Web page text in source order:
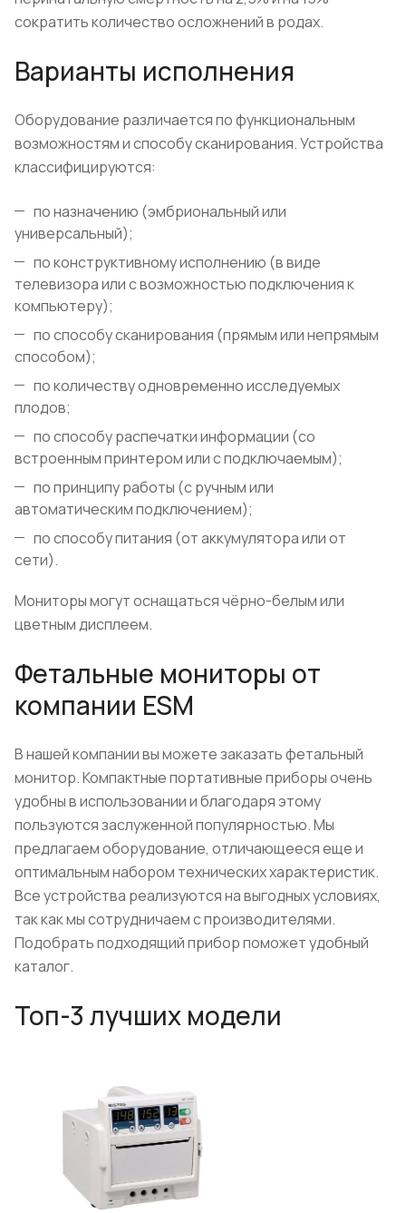
сократить количество осложнений в родах.
Варианты исполнения
Оборудование различается по функциональным
возможностям и способу сканирования. Устройства
классифицируются:
по назначению (эмбриональный или
универсальный);
по конструктивному исполнению (в виде
телевизора или с возможностью подключения к
компьютеру);
по способу сканирования (прямым или непрямым
способом);
по количеству одновременно исследуемых
плодов;
по способу распечатки информации (со
встроенным принтером или с подключаемым);
по принципу работы (с ручным или
автоматическим подключением);
по способу питания (от аккумулятора или от
сети).
Мониторы могут оснащаться чёрно-белым или
цветным дисплеем.
Фетальные мониторы от
компании ESM
В нашей компании вы можете заказать фетальный
монитор. Компактные портативные приборы очень
удобны в использовании и благодаря этому
пользуются заслуженной популярностью. Мы
предлагаем оборудование, отличающееся еще и
оптимальным набором технических характеристик.
Все устройства реализуются на выгодных условиях,
так как мы сотрудничаем с производителями.
Подобрать подходящий прибор поможет удобный
каталог.
Топ-3 лучших модели